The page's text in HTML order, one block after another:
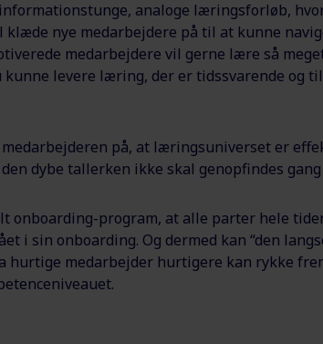
analoge læringsforløb,
nye medarbejdere på til at kunne
medarbejdere vil gerne lære så
levere læring, der er tidssvarende og
medarbejderen på, at læringsuniverset er
dybe tallerken ikke skal genopfindes gang
onboarding-program, at alle parter hele
i sin onboarding. Og dermed kan “den
hurtige medarbejder hurtigere kan rykke